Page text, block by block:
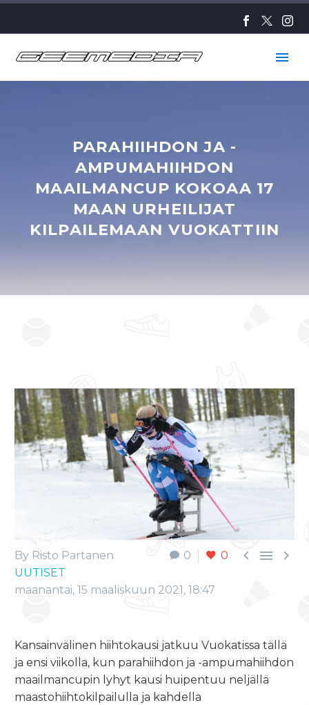
PARAHIIHDON JA -
AMPUMAHIIHDON
MAAILMANCUP KOKOAA 17
MAAN URHEILIJAT
KILPAILEMAAN VUOKATTIIN
0 0   
By Risto Partanen
UUTISET
maanantai, 15 maaliskuun 2021, 18:47
Kansainvälinen hiihtokausi jatkuu Vuokatissa tällä
ja ensi viikolla, kun parahiihdon ja -ampumahiihdon
maailmancupin lyhyt kausi huipentuu neljällä
maastohiihtokilpailulla ja kahdella